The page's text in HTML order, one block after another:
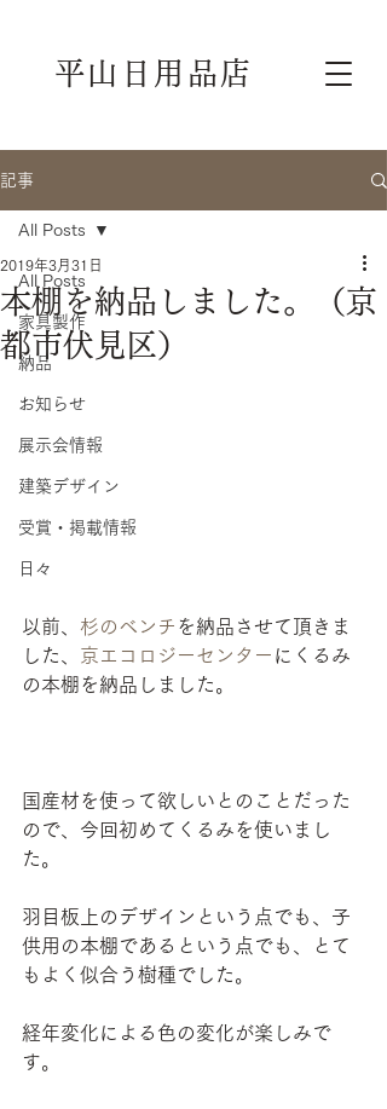
平山日用品店
記事
All Posts
家具製作
納品
お知らせ
展示会情報
建築デザイン
受賞・掲載情報
日々
All Posts
本棚を納品しました。（京
都市伏見区）
2019年3月31日
以前、 杉のベンチ を納品させて頂きま
した、 京エコロジーセンター にくるみ
の本棚を納品しました。
国産材を使って欲しいとのことだった
ので、今回初めてくるみを使いまし
た。
羽目板上のデザインという点でも、子
供用の本棚であるという点でも、とて
もよく似合う樹種でした。
経年変化による色の変化が楽しみで
す。